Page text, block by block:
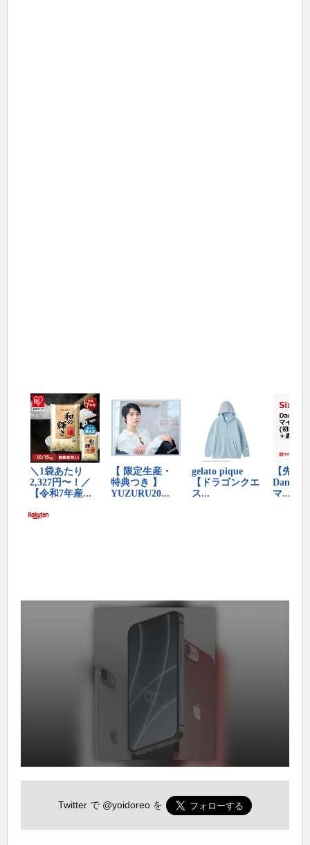
Twitter で @yoidoreo を